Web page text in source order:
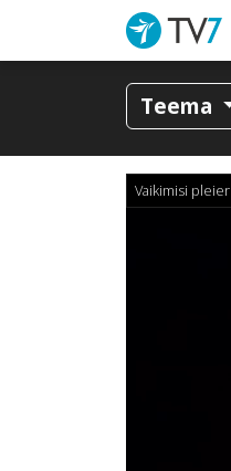
Teema
Vaikimisi pleier